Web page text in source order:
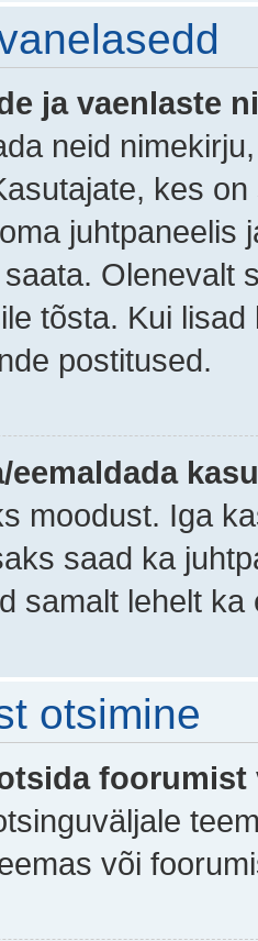
ja vaenlaste
neid
kes
juhtpaneelis
Olenevalt
tõsta. Kui
postitused.
eemaldada
moodust. Iga
saad ka
samalt lehelt ka
otsimine
või